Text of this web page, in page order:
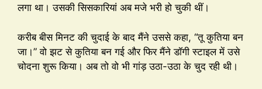
लगा था। उसकी सिसकारियां अब मजे भरी हो चुकी थीं।
करीब बीस मिनट की चुदाई के बाद मैंने उससे कहा, “तू कुतिया बन
जा।” वो झट से कुतिया बन गई और फिर मैंने डॉगी स्टाइल में उसे
चोदना शुरू किया। अब तो वो भी गांड़ उठा-उठा के चुद रही थी।